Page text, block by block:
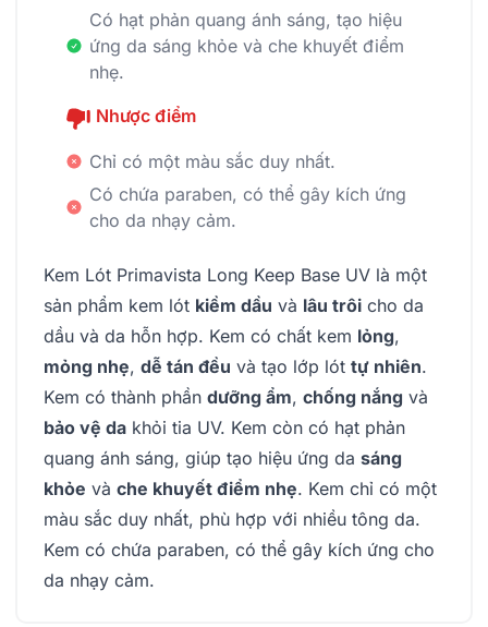
Có hạt phản quang ánh sáng, tạo hiệu
ứng da sáng khỏe và che khuyết điểm
nhẹ.
Nhược điểm
Chỉ có một màu sắc duy nhất.
Có chứa paraben, có thể gây kích ứng
cho da nhạy cảm.
Kem Lót Primavista Long Keep Base UV là một
sản phẩm kem lót kiềm dầu và lâu trôi cho da
dầu và da hỗn hợp. Kem có chất kem lỏng,
mỏng nhẹ, dễ tán đều và tạo lớp lót tự nhiên.
Kem có thành phần dưỡng ẩm, chống nắng và
bảo vệ da khỏi tia UV. Kem còn có hạt phản
quang ánh sáng, giúp tạo hiệu ứng da sáng
khỏe và che khuyết điểm nhẹ. Kem chỉ có một
màu sắc duy nhất, phù hợp với nhiều tông da.
Kem có chứa paraben, có thể gây kích ứng cho
da nhạy cảm.